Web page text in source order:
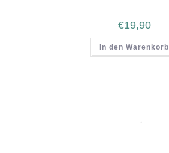
€19,90
In den Warenkorb